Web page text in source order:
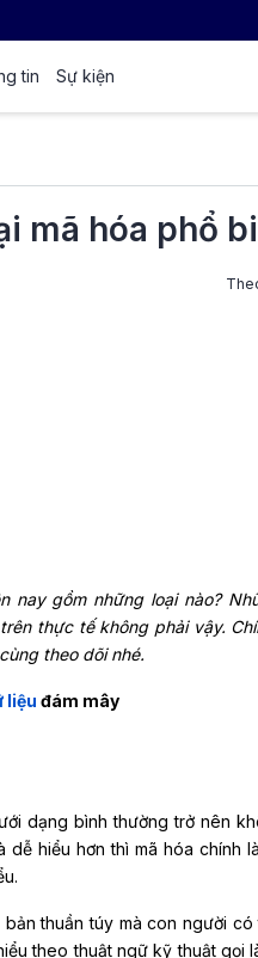
tin Sự kiện
mã hóa phổ
nay gồm những loại nào?
thực tế không phải vậy.
theo dõi nhé.
liệu đám mây
dạng bình thường trở nên
hiểu hơn thì mã hóa chính
thuần túy mà con người
theo thuật ngữ kỹ thuật gọi